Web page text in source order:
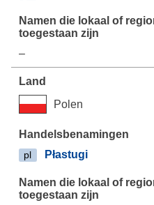
–
Polen
pl Płastugi